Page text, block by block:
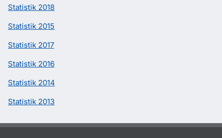
Statistik 2018
Statistik 2015
Statistik 2017
Statistik 2016
Statistik 2014
Statistik 2013